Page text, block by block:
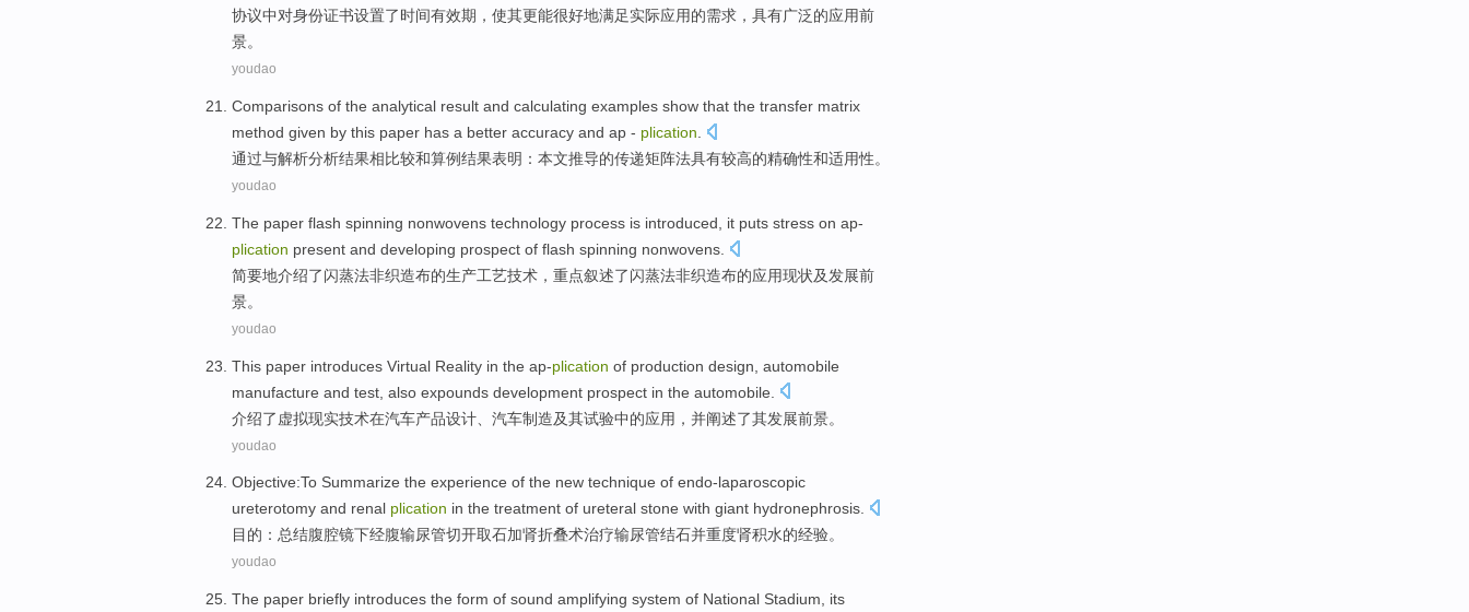
协议中对身份证书设置了时间有效期 ，使其更能很好地满足实际应用的需求 ， 具有广泛的应用前
景。
youdao
Comparisons of the analytical result and calculating examples show that the transfer matrix
method given by this paper has a better accuracy and ap - plication
通过与解析分析结果相比较和算例结果表明 ： 本文推导的传递矩阵法具有较高的精确性和适用性。
youdao
The paper flash spinning nonwovens technology process is introduced, it puts stress on ap-
plication present and developing prospect of flash spinning nonwovens.
简要地介绍了闪蒸法非织造布的生产工艺技术 ， 重点叙述了闪蒸法非织造布的应用现状及发展前
景。
youdao
This paper introduces Virtual Reality in the ap-plication of production design automobile
manufacture and test also expounds development prospect in the automobile
介绍了 虚拟现实技术在汽车产品设计 、汽车制造及其试验中的应用， 并阐述了其发展前景。
youdao
Objective:To Summarize the experience of the new technique of endo-laparoscopic
ureterotomy and renal plication in the treatment of ureteral stone with giant hydronephrosis.
目的 ： 总结腹腔镜下经腹输尿管切开取石加肾折叠术治疗输尿管结石并重度肾积水的经验。
youdao
The paper briefly introduces the form of sound amplifying system of National Stadium , its